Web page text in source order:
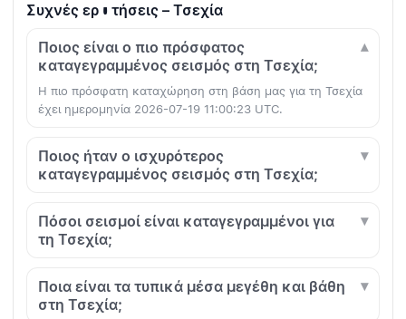
Συχνές ερωτήσεις – Τσεχία
Ποιος είναι ο πιο πρόσφατος
καταγεγραμμένος σεισμός στη Τσεχία;
Η πιο πρόσφατη καταχώρηση στη βάση μας για τη Τσεχία
έχει ημερομηνία 2026-07-19 11:00:23 UTC.
Ποιος ήταν ο ισχυρότερος
καταγεγραμμένος σεισμός στη Τσεχία;
Πόσοι σεισμοί είναι καταγεγραμμένοι για
τη Τσεχία;
Ποια είναι τα τυπικά μέσα μεγέθη και βάθη
στη Τσεχία;